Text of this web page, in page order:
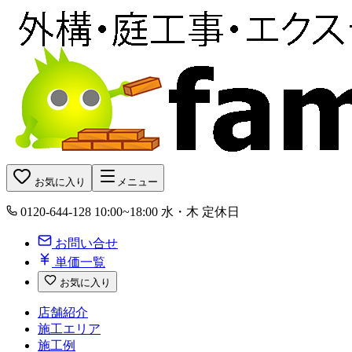
お気に入り メニュー
0120-644-128 10:00~18:00 水・木 定休日
お問い合せ
単価一覧
お気に入り
店舗紹介
施工エリア
施工例